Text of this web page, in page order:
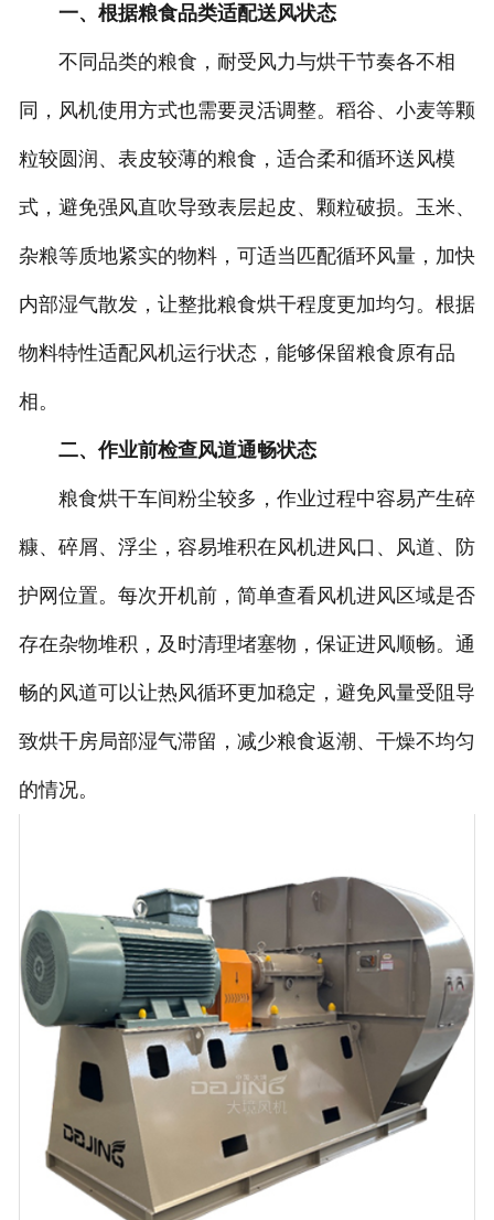
一、根据粮食品类适配送风状态
不同品类的粮食，耐受风力与烘干节奏各不相
同，风机使用方式也需要灵活调整。稻谷、小麦等颗
粒较圆润、表皮较薄的粮食，适合柔和循环送风模
式，避免强风直吹导致表层起皮、颗粒破损。玉米、
杂粮等质地紧实的物料，可适当匹配循环风量，加快
内部湿气散发，让整批粮食烘干程度更加均匀。根据
物料特性适配风机运行状态，能够保留粮食原有品
相。
二、作业前检查风道通畅状态
粮食烘干车间粉尘较多，作业过程中容易产生碎
糠、碎屑、浮尘，容易堆积在风机进风口、风道、防
护网位置。每次开机前，简单查看风机进风区域是否
存在杂物堆积，及时清理堵塞物，保证进风顺畅。通
畅的风道可以让热风循环更加稳定，避免风量受阻导
致烘干房局部湿气滞留，减少粮食返潮、干燥不均匀
的情况。